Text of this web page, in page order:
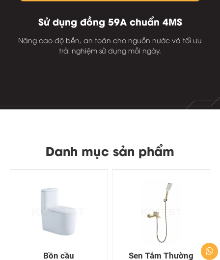
Sử dụng đồng 59A chuẩn 4MS
Nâng cao độ bền, an toàn cho nguồn nước và tối ưu
trải nghiệm sử dụng mỗi ngày.
Danh mục sản phẩm
Bồn cầu Sen Tắm Thường